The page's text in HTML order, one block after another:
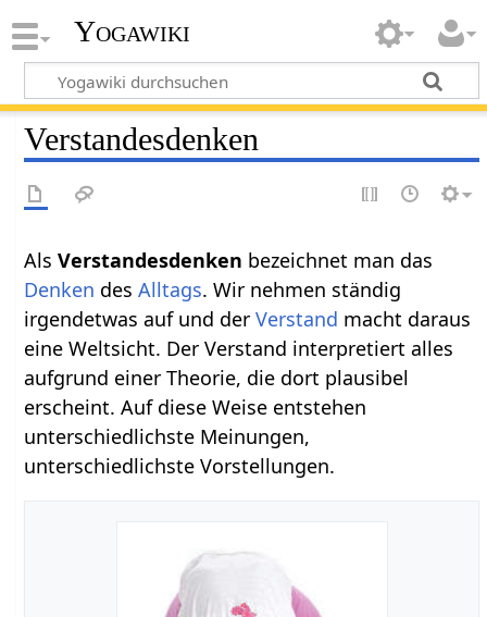
Yogawiki
Verstandesdenken
Als
bezeichnet man das
Denken desAlltags. Wir nehmen ständig
irgendetwas auf und derVerstand macht daraus
eine Weltsicht. Der Verstand interpretiert alles
aufgrund einer Theorie, die dort plausibel
erscheint. Auf diese Weise entstehen
unterschiedlichste Meinungen,
unterschiedlichste Vorstellungen.